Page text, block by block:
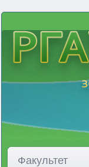
Факультет